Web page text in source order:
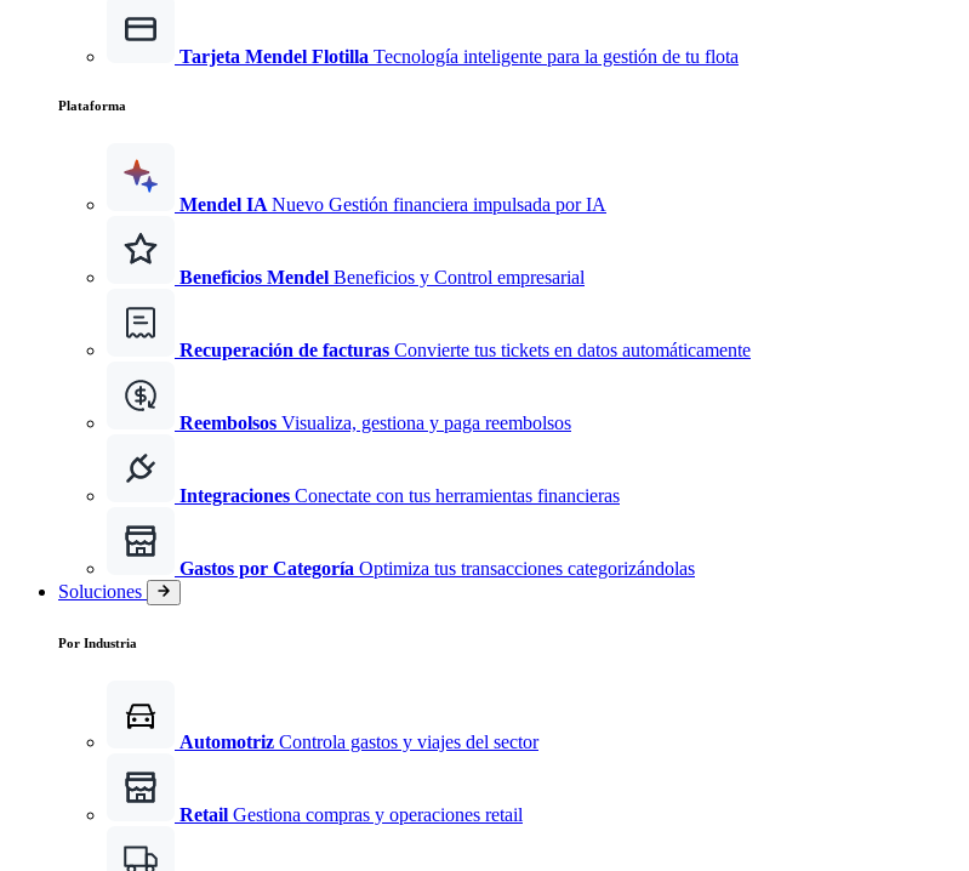
Tarjeta Mendel Flotilla Tecnología inteligente para la gestión de tu flota
Plataforma
Mendel IA Nuevo Gestión financiera impulsada por IA
Beneficios Mendel Beneficios y Control empresarial
Recuperación de facturas Convierte tus tickets en datos automáticamente
Reembolsos Visualiza, gestiona y paga reembolsos
Integraciones Conectate con tus herramientas financieras
Gastos por Categoría Optimiza tus transacciones categorizándolas
Soluciones
Por Industria
Automotriz Controla gastos y viajes del sector
Retail Gestiona compras y operaciones retail